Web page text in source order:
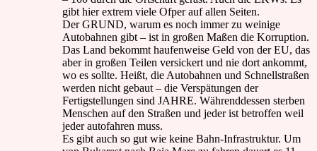
gibt hier extrem viele Ofper auf allen Seiten.
Der GRUND, warum es noch immer zu weinige
Autobahnen gibt – ist in großen Maßen die Korruption.
Das Land bekommt haufenweise Geld von der EU, das
aber in großen Teilen versickert und nie dort ankommt,
wo es sollte. Heißt, die Autobahnen und Schnellstraßen
werden nicht gebaut – die Verspätungen der
Fertigstellungen sind JAHRE. Währenddessen sterben
Menschen auf den Straßen und jeder ist betroffen weil
jeder autofahren muss.
Es gibt auch so gut wie keine Bahn-Infrastruktur. Um